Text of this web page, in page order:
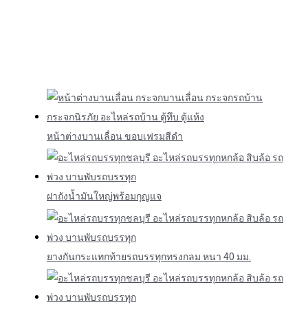
หน้าต่างบานเลื่อน ขอบเฟรมสีดำ
ฝาถังน้ำมันใหญ่พร้อมกุญแจ
ยางกันกระแทกท้ายรถบรรทุกทรงกลม หนา 40 มม.